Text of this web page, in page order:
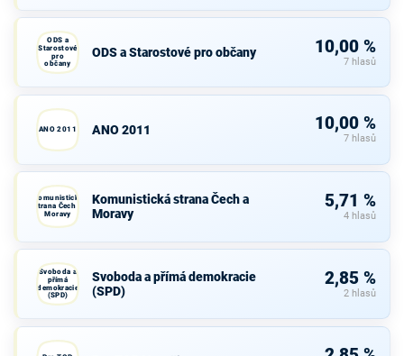
ODS a
Starostové
pro
občany
ODS a Starostové pro občany 10,00 %
7 hlasů
ANO 2011 ANO 2011 10,00 %
7 hlasů
Komunistická
strana Čech a
Moravy
Komunistická strana Čech a
Moravy
5,71 %
4 hlasů
Svoboda a
přímá
demokracie
(SPD)
Svoboda a přímá demokracie
(SPD)
2,85 %
2 hlasů